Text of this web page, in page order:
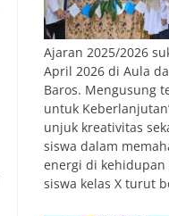
Ajaran 2025/2026
April 2026 di Aula
Baros. Mengusung
untuk
unjuk kreativitas
siswa dalam
energi di kehidupan
siswa kelas X turut